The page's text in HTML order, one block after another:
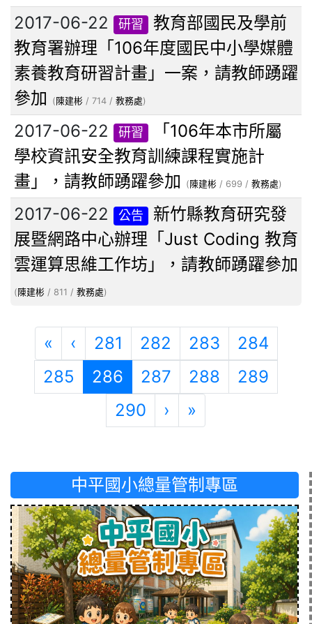
2017-06-22
研習
教育部國民及學前
教育署辦理「106年度國民中小學媒體
素養教育研習計畫」一案，請教師踴躍
參加
( 陳建彬 / 714 / 教務處)
2017-06-22 研習
「106年本市所屬
學校資訊安全教育訓練課程實施計
畫」，請教師踴躍參加
(陳建彬 / 699 / 教務處)
2017-06-22 公告
新竹縣教育研究發
展暨網路中心辦理「Just Coding 教育
雲運算思維工作坊」，請教師踴躍參加
( 陳建彬 / 811 / 教務處)
« 第一頁
‹ 上一頁
281 282 283
284
285
286(目前頁次)
287 288
289
290
› 下一頁
»
中平國小總量管制專區